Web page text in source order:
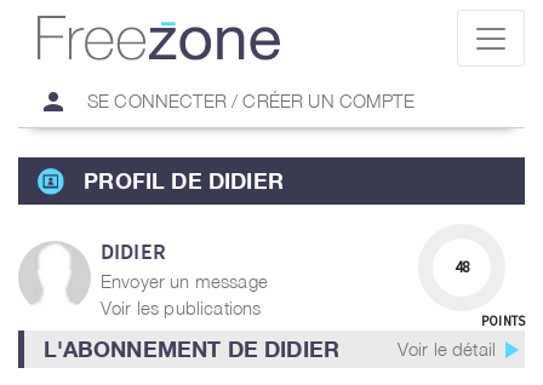
person SE CONNECTER / CRÉER UN COMPTE
PROFIL DE DIDIER
DIDIER
Envoyer un message
Voir les publications
48
POINTS
L'ABONNEMENT DE DIDIER Voir le détail play_arrow